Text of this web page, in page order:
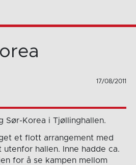
17/08/2011
Sør-Korea i Tjøllinghallen.
et flott arrangement med
hallen. Inne hadde ca.
for å se kampen mellom